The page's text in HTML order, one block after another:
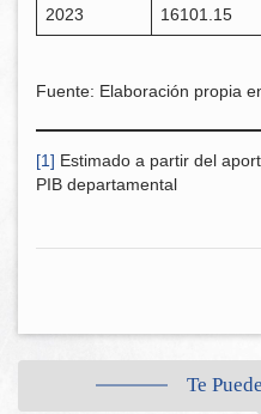
2023 16101.15
Fuente: Elaboración propia
[1] Estimado a partir del
PIB departamental
Te